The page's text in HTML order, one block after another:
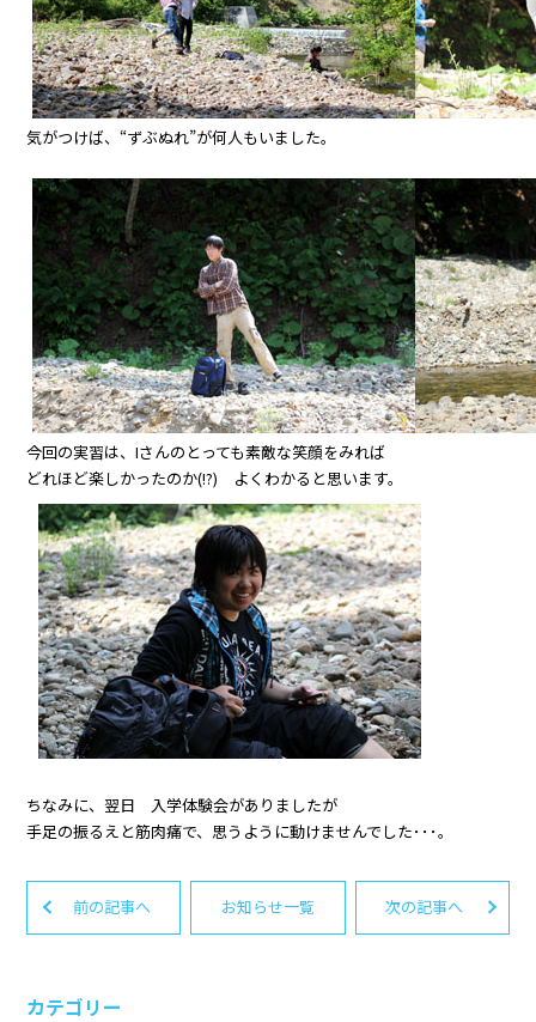
気がつけば、“ずぶぬれ”が何人もいました。
今回の実習は、Iさんのとっても素敵な笑顔をみれば
どれほど楽しかったのか(!?) よくわかると思います。
ちなみに、翌日 入学体験会がありましたが
手足の振るえと筋肉痛で、思うように動けませんでした･･･。
前の記事へ お知らせ一覧 次の記事へ
カテゴリー